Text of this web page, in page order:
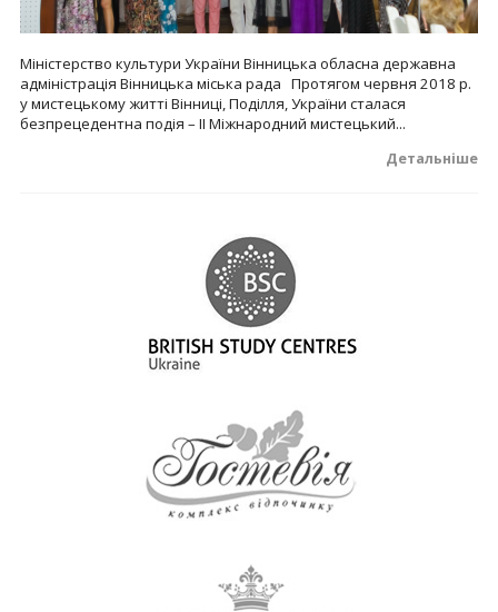
Міністерство культури України Вінницька обласна державна
адміністрація Вінницька міська рада Протягом червня 2018 р.
у мистецькому житті Вінниці, Поділля, України сталася
безпрецедентна подія – ІІ Міжнародний мистецький...
Детальніше